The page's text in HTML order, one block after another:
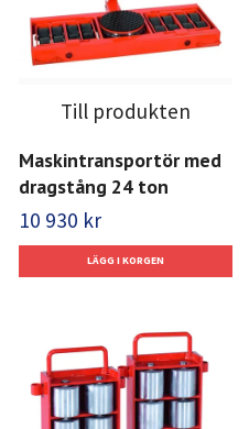
Till produkten
Maskintransportör med
dragstång 24 ton
10 930 kr